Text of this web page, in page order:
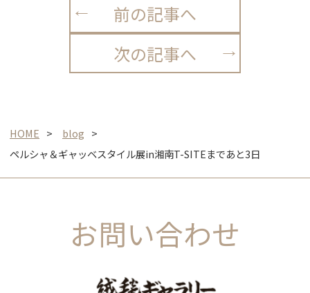
前の記事へ
次の記事へ
HOME
blog
ペルシャ＆ギャッベスタイル展in湘南T-SITEまであと3日
お問い合わせ